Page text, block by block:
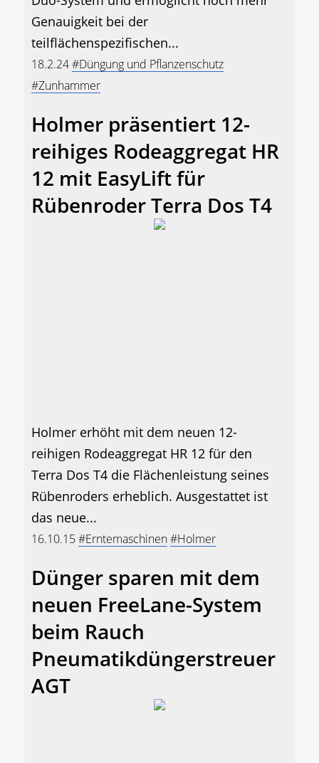
Genauigkeit bei der
teilflächenspezifischen...
18.2.24#Düngung und Pflanzenschutz
#Zunhammer
Holmer präsentiert 12-
reihiges Rodeaggregat HR
12 mit EasyLift für
Rübenroder Terra Dos T4
Holmer erhöht mit dem neuen 12-
reihigen Rodeaggregat HR 12 für den
Terra Dos T4 die Flächenleistung seines
Rübenroders erheblich. Ausgestattet ist
das neue...
16.10.15#Erntemaschinen#Holmer
Dünger sparen mit dem
neuen FreeLane-System
beim Rauch
Pneumatikdüngerstreuer
AGT